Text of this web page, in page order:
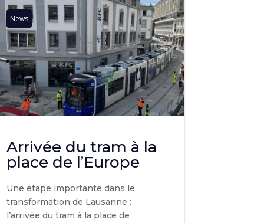
News
Arrivée du tram à la
place de l’Europe
Une étape importante dans le
transformation de Lausanne :
l’arrivée du tram à la place de